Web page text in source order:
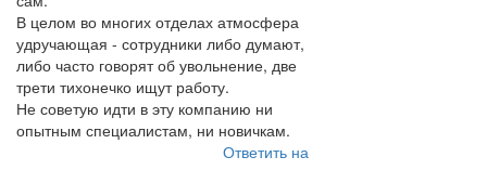
В целом во многих отделах атмосфера
удручающая - сотрудники либо думают,
либо часто говорят об увольнение, две
трети тихонечко ищут работу.
Не советую идти в эту компанию ни
опытным специалистам, ни новичкам.
Ответить на